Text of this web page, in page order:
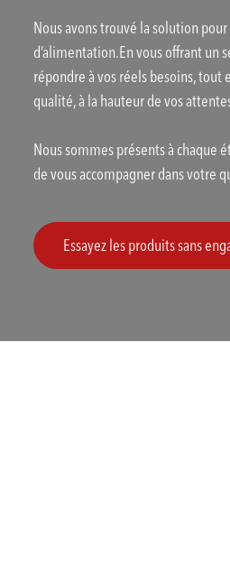
Nous avons trouvé la solution
d’alimentation.En vous offrant
répondre à vos réels besoins,
qualité, à la hauteur de vos
Nous sommes présents à chaque
de vous accompagner dans votre
Essayez les produits sans